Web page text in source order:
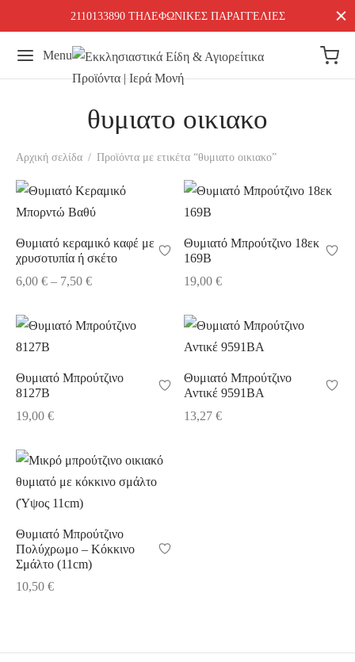
2110133890 ΤΗΛΕΦΩΝΙΚΕΣ ΠΑΡΑΓΓΕΛΙΕΣ
Menu
θυμιατο οικιακο
Αρχική σελίδα / Προϊόντα με ετικέτα “θυμιατο οικιακο”
Θυμιατό κεραμικό καφέ με
χρυσοτυπία ή σκέτο
6,00 € – 7,50 €Price
6,00 €
Θυμιατό Μπρούτζινο 18εκ
169B
19,00 €
Θυμιατό Μπρούτζινο
8127B
19,00 €
Θυμιατό Μπρούτζινο
Αντικέ 9591BA
13,27 €
Θυμιατό Μπρούτζινο
Πολύχρωμο – Κόκκινο
Σμάλτο (11cm)
10,50 €